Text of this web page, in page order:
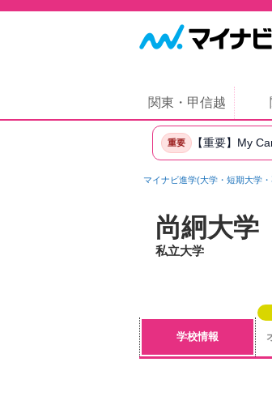
関東・甲信越
重要 【重要】My
マイナビ進学(大学・短期大学
尚絅大学
私立大学
学校情報